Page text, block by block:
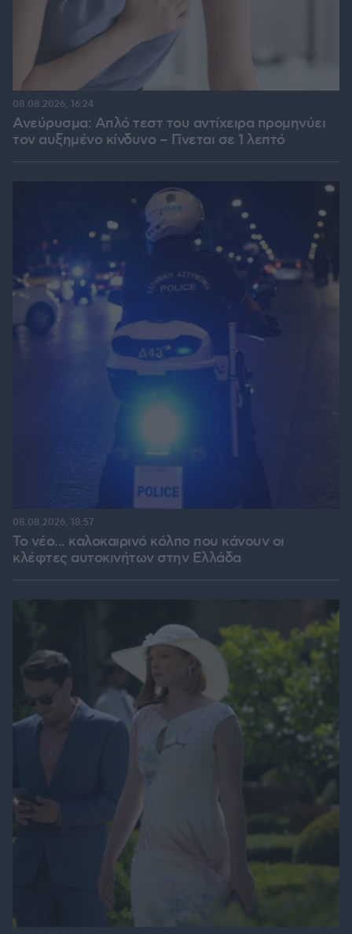
Ανεύρυσμα: Απλό τεστ του αντίχειρα προμηνύει
τον αυξημένο κίνδυνο – Γίνεται σε 1 λεπτό
08.08.2026, 16:24
Το νέο... καλοκαιρινό κόλπο που κάνουν οι
κλέφτες αυτοκινήτων στην Ελλάδα
08.08.2026, 18:57